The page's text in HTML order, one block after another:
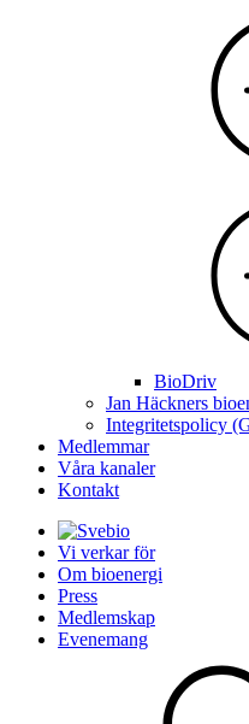
BioDriv
Jan Häckners
Integritetspolicy
Medlemmar
Våra kanaler
Kontakt
Vi verkar för
Om bioenergi
Press
Medlemskap
Evenemang